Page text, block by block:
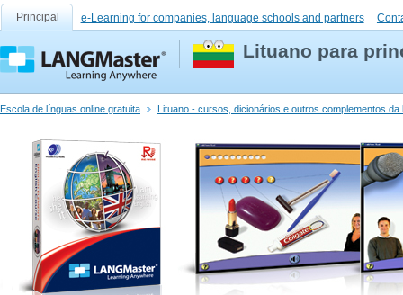
Principal e-Learning for companies, language schools and partners
Lituano para
Escola de línguas online gratuita Lituano - cursos, dicionários e outros complementos da